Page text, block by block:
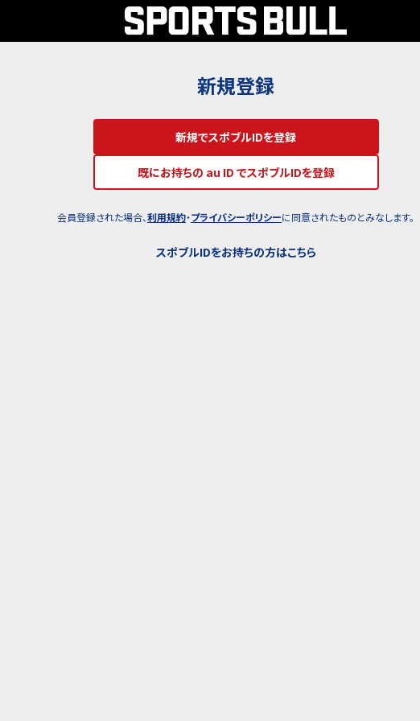
新規登録
新規でスポブルIDを登録
既にお持ちの au ID でスポブルIDを登録
会員登録された場合、利用規約・プライバシーポリシーに同意されたものとみなします。
スポブルIDをお持ちの方はこちら